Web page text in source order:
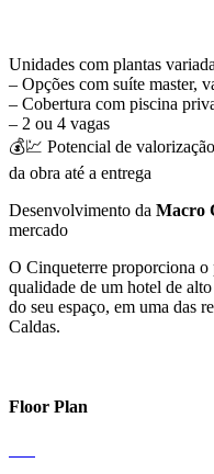
Unidades com plantas
– Opções com suíte master,
– Cobertura com piscina
– 2 ou 4 vagas
💰💹 Potencial de
da obra até a entrega
Desenvolvimento da Macro
mercado
O Cinqueterre proporciona
qualidade de um hotel de
do seu espaço, em uma das
Caldas.
Floor Plan